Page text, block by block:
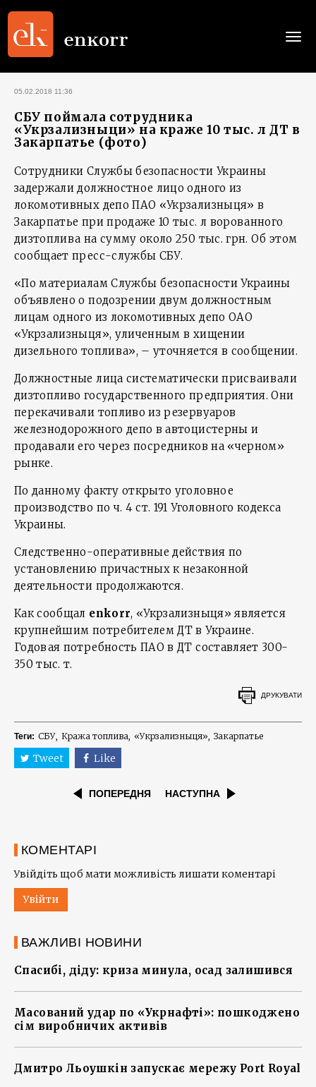
05.02.2018 11:36
СБУ поймала сотрудника
«Укрзализныци» на краже 10 тыс. л ДТ в
Закарпатье (фото)
Сотрудники Службы безопасности Украины
задержали должностное лицо одного из
локомотивных депо ПАО «Укрзализныця» в
Закарпатье при продаже 10 тыс. л ворованного
дизтоплива на сумму около 250 тыс. грн. Об этом
сообщает пресс-службы СБУ.
«По материалам Службы безопасности Украины
объявлено о подозрении двум должностным
лицам одного из локомотивных депо ОАО
«Укрзализныця», уличенным в хищении
дизельного топлива», – уточняется в сообщении.
Должностные лица систематически присваивали
дизтопливо государственного предприятия. Они
перекачивали топливо из резервуаров
железнодорожного депо в автоцистерны и
продавали его через посредников на «черном»
рынке.
По данному факту открыто уголовное
производство по ч. 4 ст. 191 Уголовного кодекса
Украины.
Следственно-оперативные действия по
установлению причастных к незаконной
деятельности продолжаются.
Как сообщал enkorr, «Укрзализныця» является
крупнейшим потребителем ДТ в Украине.
Годовая потребность ПАО в ДТ составляет 300-
350 тыс. т.
ДРУКУВАТИ
Теги: СБУ Кража топлива «Укрзализныця» Закарпатье
Tweet Like
ПОПЕРЕДНЯ НАСТУПНА
КОМЕНТАРІ
Увійдіть щоб мати можливість лишати коментарі
Увійти
ВАЖЛИВІ НОВИНИ
Спасибі, діду: криза минула, осад залишився
Масований удар по «Укрнафті»: пошкоджено
сім виробничих активів
Дмитро Льоушкін запускає мережу Port Royal